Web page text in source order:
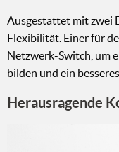
Ausgestattet mit zwei
Flexibilität. Einer für
Netzwerk-Switch, um
bilden und ein
Herausragende